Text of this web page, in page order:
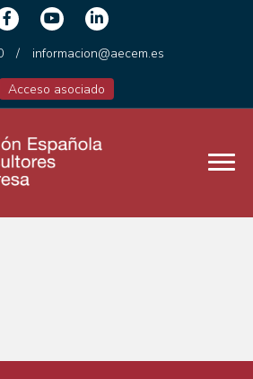
/ informacion@aecem.es
Acceso asociado